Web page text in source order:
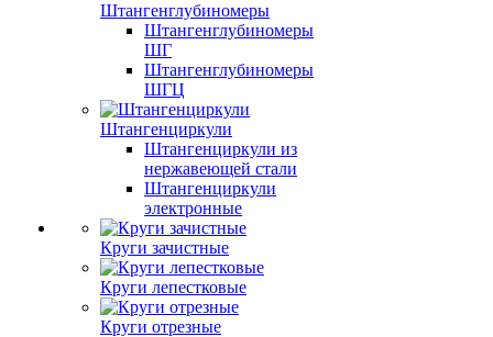
Штангенглубиномеры
Штангенглубиномеры
ШГ
Штангенглубиномеры
ШГЦ
Штангенциркули
Штангенциркули из
нержавеющей стали
Штангенциркули
электронные
Круги зачистные
Круги лепестковые
Круги отрезные